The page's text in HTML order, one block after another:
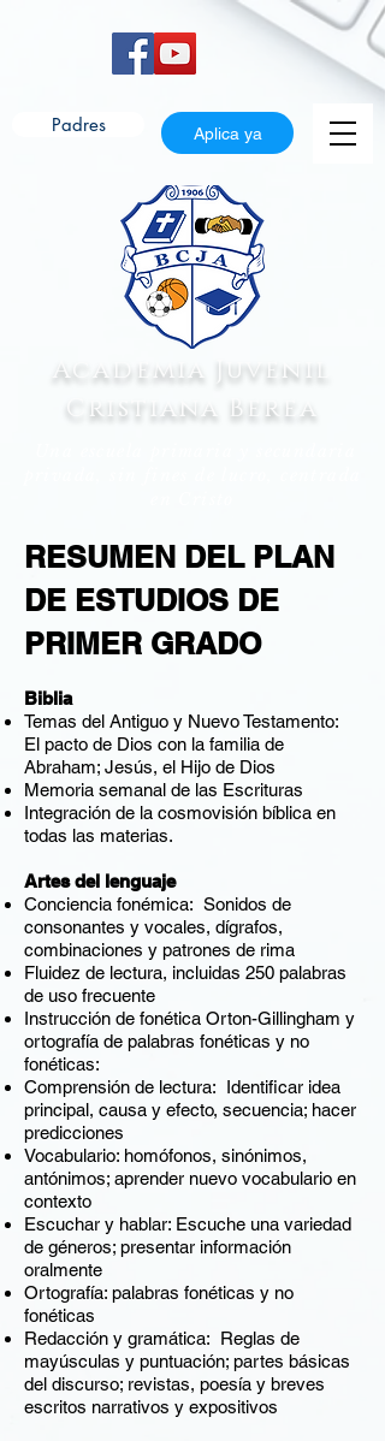
Aplica ya
Padres
Academia Juvenil
Cristiana Berea
RESUMEN DEL PLAN
DE ESTUDIOS DE
PRIMER GRADO
Biblia
Temas del Antiguo y Nuevo Testamento:
El pacto de Dios con la familia de
Abraham; Jesús, el Hijo de Dios
Memoria semanal de las Escrituras
Integración de la cosmovisión bíblica en
todas las materias.
Artes del lenguaje
Conciencia fonémica: Sonidos de
consonantes y vocales, dígrafos,
combinaciones y patrones de rima
Fluidez de lectura, incluidas 250 palabras
de uso frecuente
Instrucción de fonética Orton-Gillingham y
ortografía de palabras fonéticas y no
fonéticas:
Comprensión de lectura: Identificar idea
principal, causa y efecto, secuencia; hacer
predicciones
Vocabulario: homófonos, sinónimos,
antónimos; aprender nuevo vocabulario en
contexto
Escuchar y hablar: Escuche una variedad
de géneros; presentar información
oralmente
Ortografía: palabras fonéticas y no
fonéticas
Redacción y gramática: Reglas de
mayúsculas y puntuación; partes básicas
del discurso; revistas, poesía y breves
escritos narrativos y expositivos